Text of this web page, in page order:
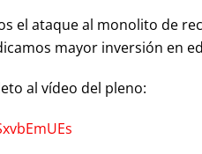
el ataque al monolito de
mayor inversión en
al vídeo del pleno: